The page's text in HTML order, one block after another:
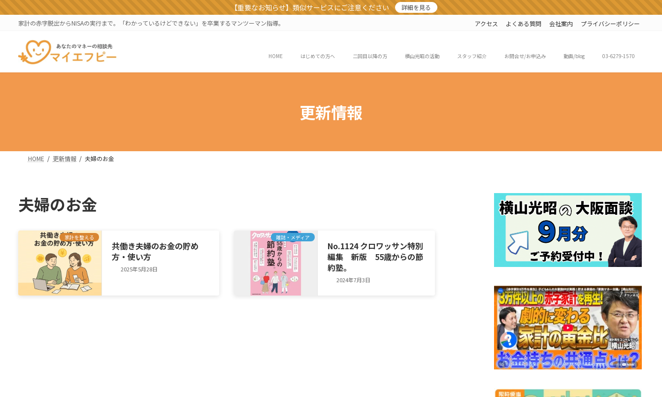
ン
ス
ビ
ン
【重要なお知らせ】類似サービスにご注意ください
詳細を見る
家計の赤字脱出からNISAの実行まで。「わかっているけどできない」を卒業するマンツーマン指導。
アクセス よくある質問 会社案内 プライバシーポリシー
HOME はじめての方へ 二回目以降の方 横山光昭の活動 スタッフ紹介 お問合せ/お申込み 動画/blog 03-6279-1570
更新情報
HOME 更新情報 夫婦のお金
夫婦のお金
家計を整える
共働き夫婦のお金の貯め
方・使い方
2025年5月28日
雑誌・メディア
No.1124 クロワッサン特別
編集 新版 55歳からの節
約塾。
2024年7月3日